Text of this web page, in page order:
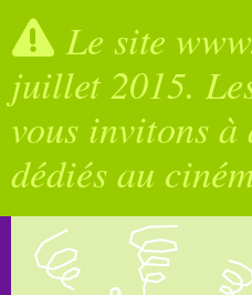
Le site
juillet 2015.
vous invitons
dédiés au